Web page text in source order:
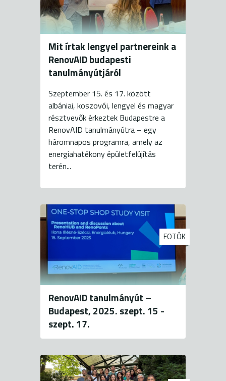
Mit írtak lengyel partnereink a
RenovAID budapesti
tanulmányútjáról
Szeptember 15. és 17. között
albániai, koszovói, lengyel és magyar
résztvevők érkeztek Budapestre a
RenovAID tanulmányútra – egy
háromnapos programra, amely az
energiahatékony épületfelújítás
terén...
FOTÓK
RenovAID tanulmányút –
Budapest, 2025. szept. 15 -
szept. 17.